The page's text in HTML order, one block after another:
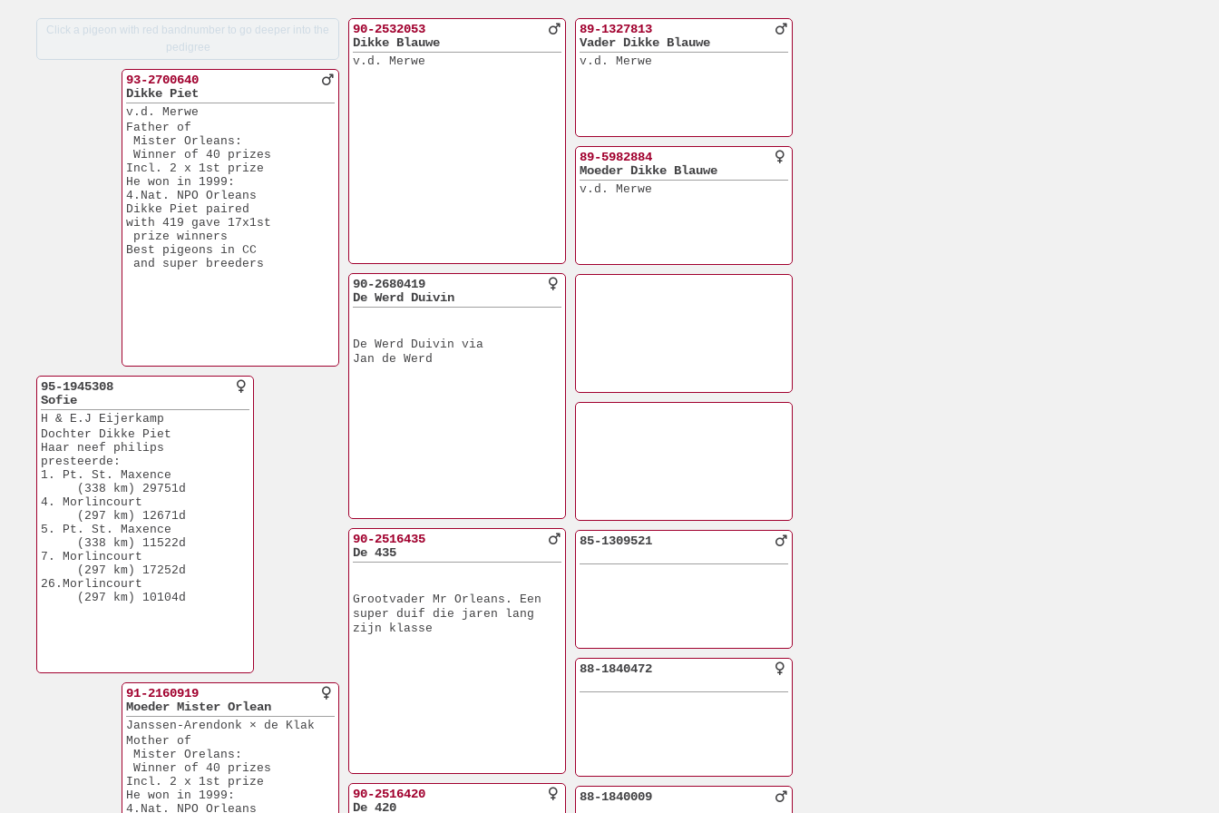
Click a pigeon with red bandnumber to go deeper into the
pedigree
95-1945308
Sofie
H & E.J Eijerkamp
Dochter Dikke Piet
Haar neef philips
presteerde:
1. Pt. St. Maxence
     (338 km) 29751d
4. Morlincourt
     (297 km) 12671d
5. Pt. St. Maxence
     (338 km) 11522d
7. Morlincourt
     (297 km) 17252d
26.Morlincourt
     (297 km) 10104d
93-2700640
Dikke Piet
v.d. Merwe
Father of
Mister Orleans:
Winner of 40 prizes
Incl. 2 x 1st prize
He won in 1999:
4.Nat. NPO Orleans
Dikke Piet paired
with 419 gave 17x1st
prize winners
Best pigeons in CC
and super breeders
91-2160919
Moeder Mister Orlean
Janssen-Arendonk × de Klak
Mother of
Mister Orelans:
Winner of 40 prizes
Incl. 2 x 1st prize
He won in 1999:
4.Nat. NPO Orleans
90-2532053
Dikke Blauwe
v.d. Merwe
90-2680419
De Werd Duivin
De Werd Duivin via
Jan de Werd
90-2516435
De 435
Grootvader Mr Orleans. Een
super duif die jaren lang
zijn klasse
90-2516420
De 420
89-1327813
Vader Dikke Blauwe
v.d. Merwe
89-5982884
Moeder Dikke Blauwe
v.d. Merwe
85-1309521
88-1840472
88-1840009